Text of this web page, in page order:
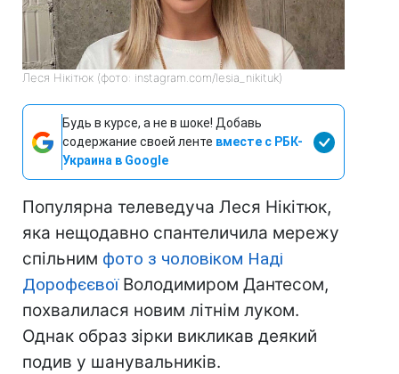
Леся Нікітюк (фото: instagram.com/lesia_nikituk)
Будь в курсе, а не в шоке! Добавь
содержание своей ленте вместе с РБК-
Украина в Google
Популярна телеведуча Леся Нікітюк,
яка нещодавно спантеличила мережу
спільним фото з чоловіком Наді
ДорофєєвоїВолодимиром Дантесом,
похвалилася новим літнім луком.
Однак образ зірки викликав деякий
подив у шанувальників.